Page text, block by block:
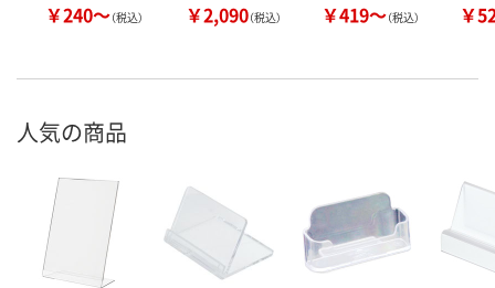
￥240～（税込） ￥2,090（税込） ￥419～（税込） ￥
人気の商品